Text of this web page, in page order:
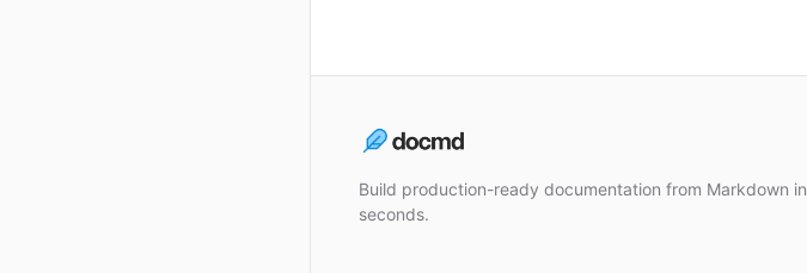
Build production-ready documentation from Markdown in
seconds.